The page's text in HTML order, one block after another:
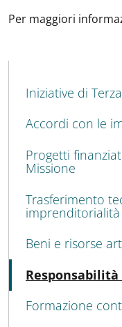
Per maggiori
MENU CEV
Iniziative di
Accordi con le
Progetti
Missione
Trasferimento
imprenditorialità
Beni e risorse
Formazione